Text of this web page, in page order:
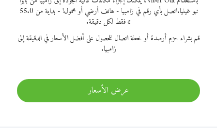
نيو غينيا.
اتصل بأي رقم في زامبيا - هاتف أرضي أو محمول! - بداية من 55.0
¢ فقط لكل دقيقة.
قم بشراء حزم أرصدة أو خطة اتصال للحصول على أفضل الأسعار في الدقيقة إلى
زامبيا.
عرض الأسعار